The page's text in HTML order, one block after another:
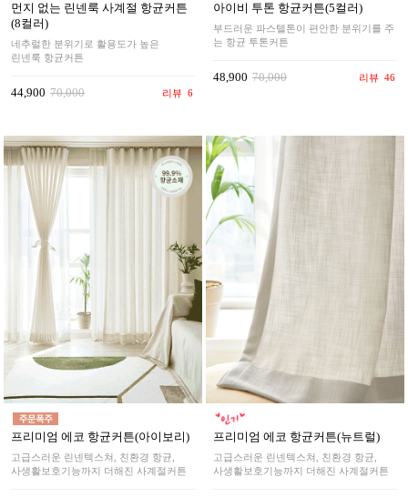
먼지 없는 린넨룩 사계절 항균커튼
(8컬러)
네추럴한 분위기로 활용도가 높은
린넨룩 항균커튼
44,900 70,000 리뷰 6
아이비 투톤 항균커튼(5컬러)
부드러운 파스텔톤이 편안한 분위기를 주
는 항균 투톤커튼
48,900 70,000 리뷰 46
프리미엄 에코 항균커튼(아이보리)
고급스러운 린넨텍스쳐, 친환경 항균,
사생활보호기능까지 더해진 사계절커튼
프리미엄 에코 항균커튼(뉴트럴)
고급스러운 린넨텍스쳐, 친환경 항균,
사생활보호기능까지 더해진 사계절커튼